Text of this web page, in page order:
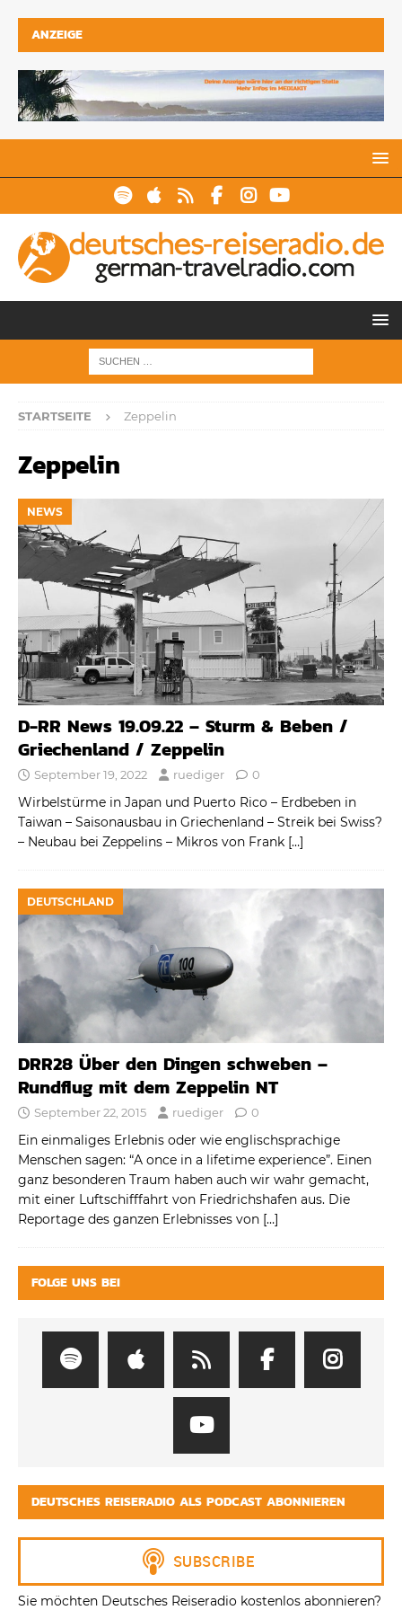
ANZEIGE
STARTSEITE Zeppelin
Zeppelin
NEWS
D-RR News 19.09.22 – Sturm & Beben /
Griechenland / Zeppelin
September 19, 2022 ruediger 0
Wirbelstürme in Japan und Puerto Rico – Erdbeben in
Taiwan – Saisonausbau in Griechenland – Streik bei Swiss?
– Neubau bei Zeppelins – Mikros von Frank […]
DEUTSCHLAND
DRR28 Über den Dingen schweben –
Rundflug mit dem Zeppelin NT
September 22, 2015 ruediger 0
Ein einmaliges Erlebnis oder wie englischsprachige
Menschen sagen: “A once in a lifetime experience”. Einen
ganz besonderen Traum haben auch wir wahr gemacht,
mit einer Luftschifffahrt von Friedrichshafen aus. Die
Reportage des ganzen Erlebnisses von […]
FOLGE UNS BEI
DEUTSCHES REISERADIO ALS PODCAST ABONNIEREN
Sie möchten Deutsches Reiseradio kostenlos abonnieren?